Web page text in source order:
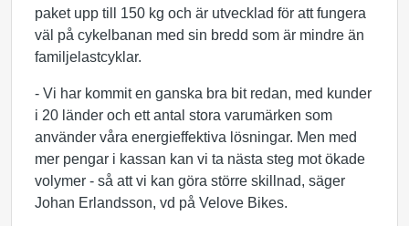
paket upp till 150 kg och är utvecklad för att fungera
väl på cykelbanan med sin bredd som är mindre än
familjelastcyklar.
- Vi har kommit en ganska bra bit redan, med kunder
i 20 länder och ett antal stora varumärken som
använder våra energieffektiva lösningar. Men med
mer pengar i kassan kan vi ta nästa steg mot ökade
volymer - så att vi kan göra större skillnad, säger
Johan Erlandsson, vd på Velove Bikes.